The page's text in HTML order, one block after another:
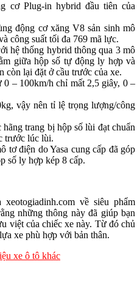
cơ Plug-in hybrid đầu tiên của
động cơ xăng V8 sản sinh mô
công suất tối đa 769 mã lực.
hệ thống hybrid thông qua 3 mô
giữa hộp số tự động ly hợp và
còn lại đặt ở cầu trước của xe.
0 – 100km/h chỉ mất 2,5 giây, 0 –
vậy nên tỉ lệ trọng lượng/công
trang bị hộp số lùi đạt chuẩn
trước lúc lùi.
tơ điện do Yasa cung cấp đã góp
số ly hợp kép 8 cấp.
về siêu phẩm
những thông này đã giúp bạn
việt của chiếc xe này. Từ đó chủ
xe phù hợp với bản thân.
xe ô tô khác